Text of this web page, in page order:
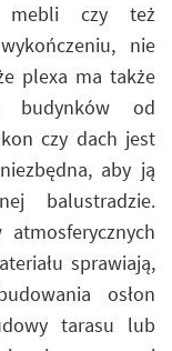
mebli czy też
nie
plexa ma także
budynków od
czy dach jest
aby ją
balustradzie.
sprawiają,
osłon
tarasu lub